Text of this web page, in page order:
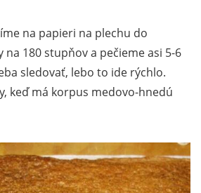
na papieri na plechu do
na 180 stupňov a pečieme asi 5-6
sledovať, lebo to ide rýchlo.
keď má korpus medovo-hnedú